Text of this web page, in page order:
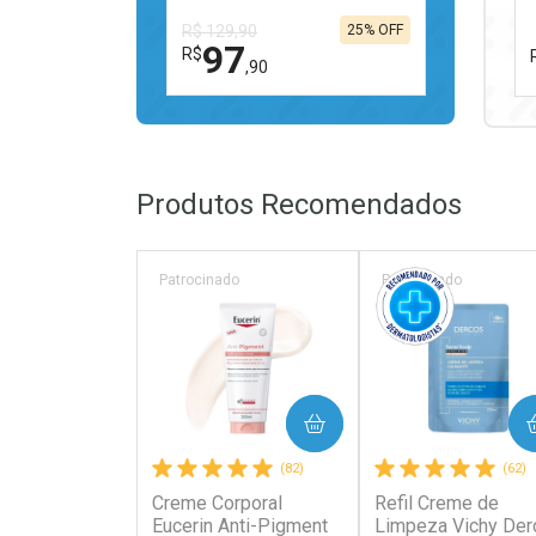
R$ 129,90
R$97,90
25% OFF
FECHAR
Ativar Desconto
Comprar sem Desconto
Por R$ 97,90/cada
FECHAR
Comprar sem Desconto
Por R$ 97,90/cada
Produtos Recomendados
(82)
Creme Corporal
Eucerin Anti-Pigment
Patrocinado
COMPRAR
(62)
Refil Creme de
Limpeza Vichy
Patrocinado
COMPRAR